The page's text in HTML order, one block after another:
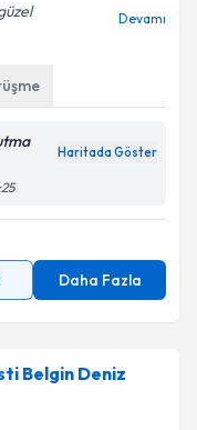
Devamı
Haritada Göster
Daha Fazla
Belgin Deniz